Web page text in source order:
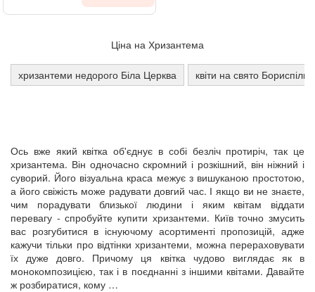
Ціна на Хризантема
хризантеми недорого Біла Церква квіти на свято Бориспіль
Ось вже який квітка об'єднує в собі безліч протиріч, так це
хризантема. Він одночасно скромний і розкішний, він ніжний і
суворий. Його візуальна краса межує з вишуканою простотою,
а його свіжість може радувати довгий час. І якщо ви не знаєте,
чим порадувати близької людини і яким квітам віддати
перевагу - спробуйте купити хризантеми. Київ точно змусить
вас розгубитися в існуючому асортименті пропозицій, адже
кажучи тільки про відтінки хризантеми, можна перераховувати
їх дуже довго. Причому ця квітка чудово виглядає як в
монокомпозицією, так і в поєднанні з іншими квітами. Давайте
ж розбиратися, кому …